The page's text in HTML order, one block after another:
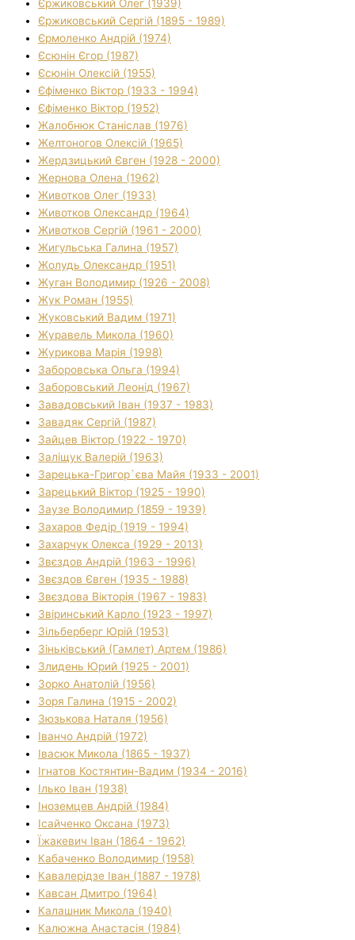
Єржиковський Олег (1939)
Єржиковський Сергій (1895 - 1989)
Єрмоленко Андрій (1974)
Єсюнін Єгор (1987)
Єсюнін Олексій (1955)
Єфіменко Віктор (1933 - 1994)
Єфіменко Віктор (1952)
Жалобнюк Станіслав (1976)
Желтоногов Олексій (1965)
Жердзицький Євген (1928 - 2000)
Жернова Олена (1962)
Животков Олег (1933)
Животков Олександр (1964)
Животков Сергій (1961 - 2000)
Жигульська Галина (1957)
Жолудь Олександр (1951)
Жуган Володимир (1926 - 2008)
Жук Роман (1955)
Жуковський Вадим (1971)
Журавель Микола (1960)
Журикова Марія (1998)
Заборовська Ольга (1994)
Заборовський Леонід (1967)
Завадовський Іван (1937 - 1983)
Завадяк Сергій (1987)
Зайцев Віктор (1922 - 1970)
Заліщук Валерій (1963)
Зарецька-Григор`єва Майя (1933 - 2001)
Зарецький Віктор (1925 - 1990)
Заузе Володимир (1859 - 1939)
Захаров Федір (1919 - 1994)
Захарчук Олекса (1929 - 2013)
Звєздов Андрій (1963 - 1996)
Звєздов Євген (1935 - 1988)
Звєздова Вікторія (1967 - 1983)
Звіринський Карло (1923 - 1997)
Зільберберг Юрій (1953)
Зіньківський (Гамлет) Артем (1986)
Злидень Юрий (1925 - 2001)
Зорко Анатолій (1956)
Зоря Галина (1915 - 2002)
Зюзькова Наталя (1956)
Іванчо Андрій (1972)
Івасюк Микола (1865 - 1937)
Ігнатов Костянтин-Вадим (1934 - 2016)
Ілько Іван (1938)
Іноземцев Андрій (1984)
Ісайченко Оксана (1973)
Їжакевич Іван (1864 - 1962)
Кабаченко Володимир (1958)
Кавалерідзе Іван (1887 - 1978)
Кавсан Дмитро (1964)
Калашник Микола (1940)
Калюжна Анастасія (1984)